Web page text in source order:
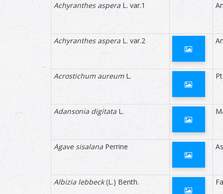
Rareté
Menace
Distribution Iles Eparses
Cliquer sur l'icône 'Info' pour afficher d'autres
Distribution générale
Statut spontané
Statut cultural
dans
Achyranthes aspera L. var.1
Achyranthes aspera L. var.2
Acrostichum aureumL.
Adansonia digitata L.
Agave sisalana Perrine
Albizia lebbeck(L.) Benth.